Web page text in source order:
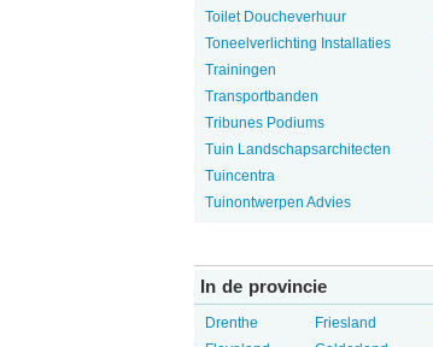
Toilet Doucheverhuur
Toneelverlichting Installaties
Trainingen
Transportbanden
Tribunes Podiums
Tuin Landschapsarchitecten
Tuincentra
Tuinontwerpen Advies
In de provincie
Drenthe
Friesland